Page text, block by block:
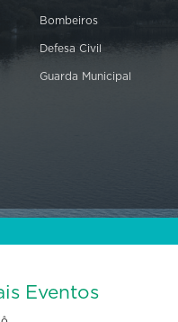
Bombeiros
Defesa Civil
Guarda Municipal
Eventos